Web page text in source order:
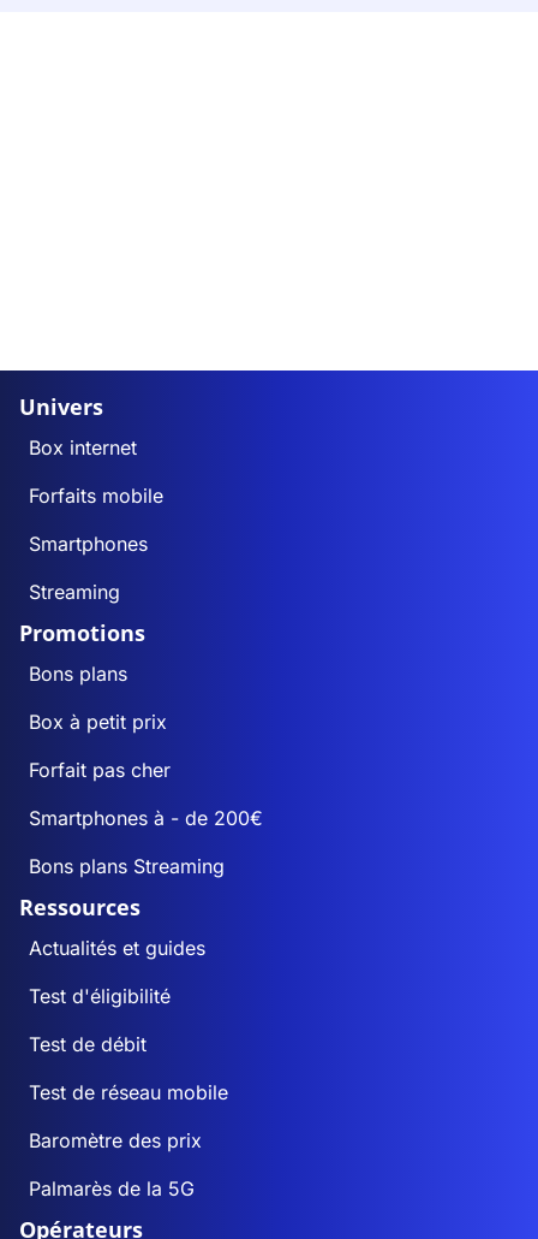
Univers
Box internet
Forfaits mobile
Smartphones
Streaming
Promotions
Bons plans
Box à petit prix
Forfait pas cher
Smartphones à - de 200€
Bons plans Streaming
Ressources
Actualités et guides
Test d'éligibilité
Test de débit
Test de réseau mobile
Baromètre des prix
Palmarès de la 5G
Opérateurs